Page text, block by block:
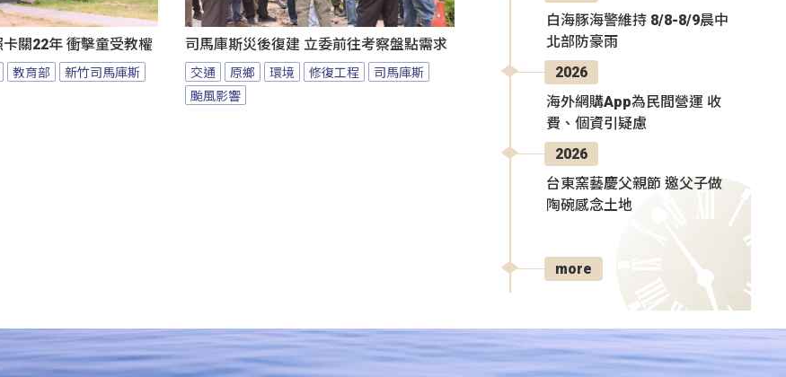
關22年 衝擊童受教權
教育部 新竹司馬庫斯
司馬庫斯災後復建 立委前往考察盤點需求
交通 原鄉 環境 修復工程
司馬庫斯
颱風影響
白海豚海警維持 8/8-8/9晨中
北部防豪雨
2026
海外網購App為民間營運 收
費、個資引疑慮
2026
台東窯藝慶父親節 邀父子做
陶碗感念土地
more